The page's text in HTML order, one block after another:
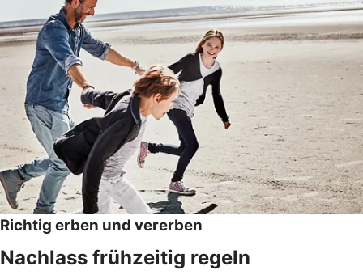
Richtig erben und vererben
Nachlass frühzeitig regeln